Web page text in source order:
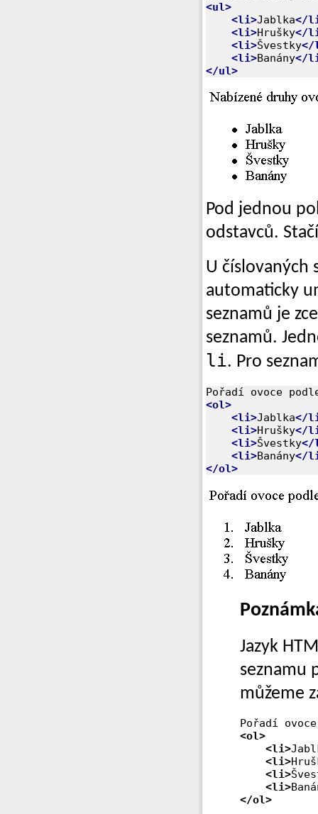
<ul>
<li>Jablka</
<li>Hrušky</
<li>Švestky
<li>Banány</
</ul>
Pod jednou
odstavců.
U číslovaných
automaticky
seznamů je
seznamů.
li. Pro
<ol>
<li>Jablka</
<li>Hrušky</
<li>Švestky
<li>Banány</
</ol>
Jazyk
seznamu
můžeme
<ol>
<li>
<li>
<li>
<li>
</ol>